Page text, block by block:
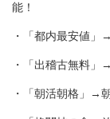
能！
・「都内最安値」
・「出稽古無料」
・「朝活朝格」→